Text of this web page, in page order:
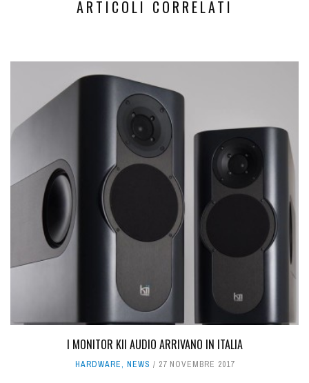
ARTICOLI CORRELATI
I MONITOR KII AUDIO ARRIVANO IN ITALIA
HARDWARE, NEWS 27 NOVEMBRE 2017